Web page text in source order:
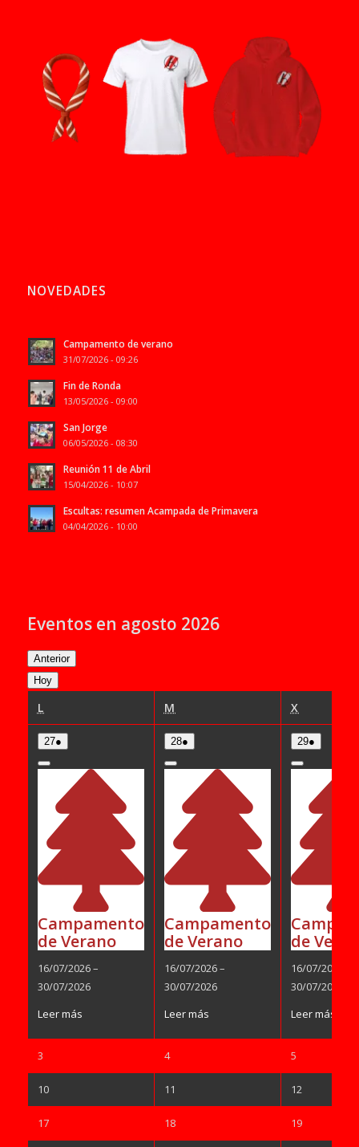
NOVEDADES
Campamento de verano
31/07/2026 - 09:26
Fin de Ronda
13/05/2026 - 09:00
San Jorge
06/05/2026 - 08:30
Reunión 11 de Abril
15/04/2026 - 10:07
Escultas: resumen Acampada de Primavera
04/04/2026 - 10:00
Eventos en agosto 2026
Anterior
Hoy
L M X
2727/07/2026
●(1
event)
Close
Campamento
de Verano
16/07/2026–
30/07/2026
Leer más
2828/07/2026
●(1
event)
Close
Campamento
de Verano
16/07/2026–
30/07/2026
Leer más
2929/07/2026
●(1
event)
Close
de
16/07/2026
30/07/2026
Leer más
303/08/2026 404/08/2026 505/08/2026
1010/08/2026 11 1212/08/2026
1717/08/2026 1818/08/2026 1919/08/2026